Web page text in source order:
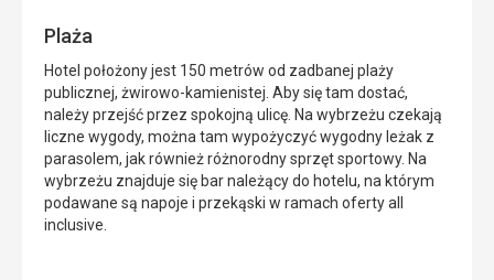
Plaża
Hotel położony jest 150 metrów od zadbanej plaży
publicznej, żwirowo-kamienistej. Aby się tam dostać,
należy przejść przez spokojną ulicę. Na wybrzeżu czekają
liczne wygody, można tam wypożyczyć wygodny leżak z
parasolem, jak również różnorodny sprzęt sportowy. Na
wybrzeżu znajduje się bar należący do hotelu, na którym
podawane są napoje i przekąski w ramach oferty all
inclusive.